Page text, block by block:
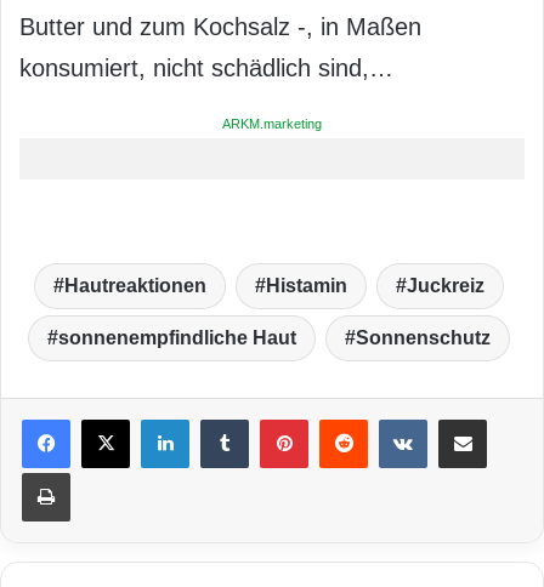
Butter und zum Kochsalz -, in Maßen
konsumiert, nicht schädlich sind,…
ARKM.marketing
Hautreaktionen Histamin Juckreiz
sonnenempfindliche Haut Sonnenschutz
LinkedIn VKontakte
Drucken